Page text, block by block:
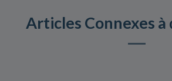
Articles Connexes